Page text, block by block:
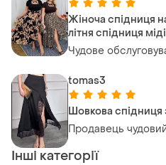
Жіноча спідниця
літня спідниця
Чудове
tomas3
Шовкова
Продавець
Інші категорії